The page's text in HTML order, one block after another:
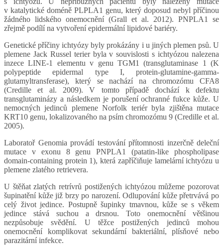
v katalytické doméně PLPLA1 genu, který doposud nebyl příčinou
žádného lidského onemocnění (Grall et al. 2012). PNPLA1 se
zřejmě podílí na vytvoření epidermální lipidové bariéry.
Genetické příčiny ichtyózy byly prokázány i u jiných plemen psů. U
plemene Jack Russel terier byla v souvislosti s ichtyózou nalezena
inzece LINE-1 elementu v genu TGM1 (transglutaminase 1 (K
polypeptide epidermal type I, protein-glutamine-gamma-
glutamyltransferase), který se nachází na chromozómu CFA8
(Credille et al. 2009). V tomto případě dochází k defektu
transglutaminázy a následkem je porušení ochranné fukce kůže. U
nemocných jedinců plemene Norfolk teriér byla zjištěna mutace
KRT10 genu, lokalizovaného na psím chromozómu 9 (Credille et al.
2005).
Laboratoř Genomia provádí testování přítomnosti inzerčně deleční
mutace v exonu 8 genu PNPLA1 (patatin-like phospholipase
domain-containing protein 1), která zapříčiňuje lamelární ichtyózu u
plemene zlatého retrievera.
U štěňat zlatých retrívrů postižených ichtyózou můžeme pozorovat
šupinatění kůže již brzy po narození. Odlupování kůže přetrvává po
celý život jedince. Postupně šupinky tmavnou, kůže se s věkem
jedince stává suchou a drsnou. Toto onemocnění většinou
nezpůsobuje svědění. U těžce postižených jedinců mohou
onemocnění komplikovat sekundární bakteriální, plísňové nebo
parazitární infekce.